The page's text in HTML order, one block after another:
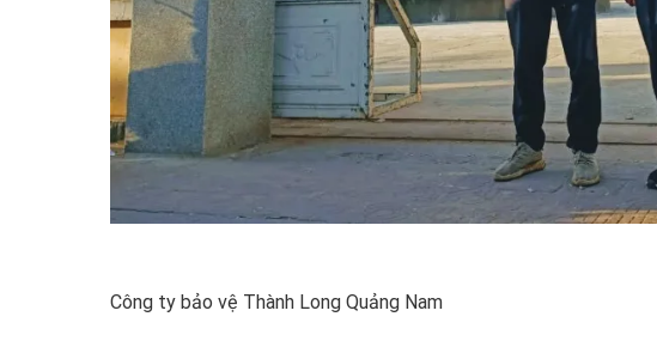
Công ty bảo vệ Thành Long Quảng Nam